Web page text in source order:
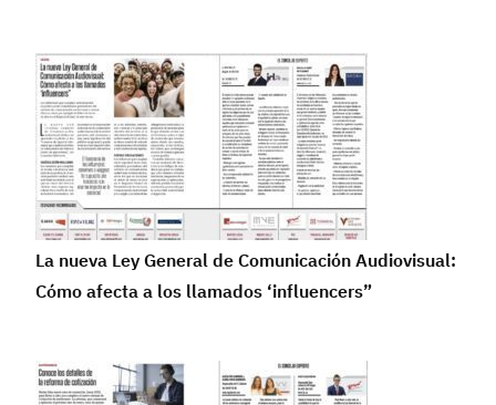
La nueva Ley General de Comunicación Audiovisual:
Cómo afecta a los llamados ‘influencers”